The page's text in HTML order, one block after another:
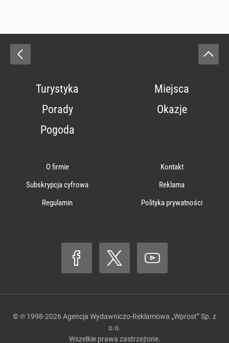
Turystyka
Miejsca
Porady
Okazje
Pogoda
O firmie
Kontakt
Subskrypcja cyfrowa
Reklama
Regulamin
Polityka prywatności
© ℗ 1998-2026 Agencja Wydawniczo-Reklamowa „Wprost” Sp. z
o.o.
Wszelkie prawa zastrzeżone.